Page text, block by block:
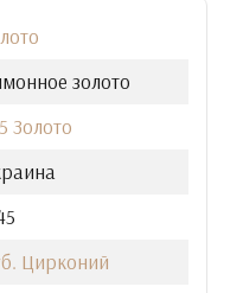
золото
Золото
Цирконий